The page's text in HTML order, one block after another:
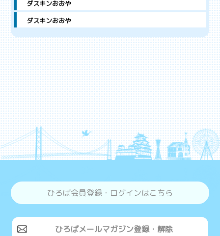
ダスキンおおや
ダスキンおおや
ひろば会員登録・ログインはこちら
ひろばメールマガジン登録・解除